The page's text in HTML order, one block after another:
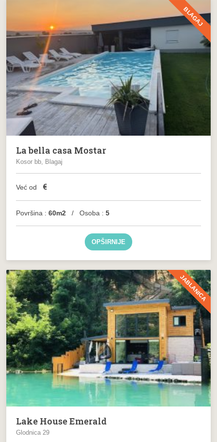
BLAGAJ
La bella casa Mostar
Kosor bb, Blagaj
Već od €
Površina : 60m2 / Osoba :5
OPŠIRNIJE
JABLANICA
Lake House Emerald
Glodnica 29